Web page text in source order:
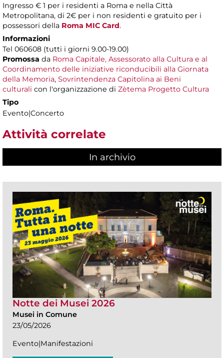
Ingresso € 1 per i residenti a Roma e nella Città
Metropolitana, di 2€ per i non residenti e gratuito per i
possessori della Roma MIC Card.
Informazioni
Tel 060608 (tutti i giorni 9.00-19.00)
Promossa da Roma Capitale, Assessorato alla Cultura e al
Coordinamento delle iniziative riconducibili alla Giornata
della Memoria, Sovrintendenza Capitolina ai Beni
culturali con l'organizzazione di Zètema Progetto Cultura
Tipo
Evento|Concerto
Attività correlate
In archivio
Notte dei Musei 2026
Musei in Comune
23/05/2026
Evento|Manifestazioni